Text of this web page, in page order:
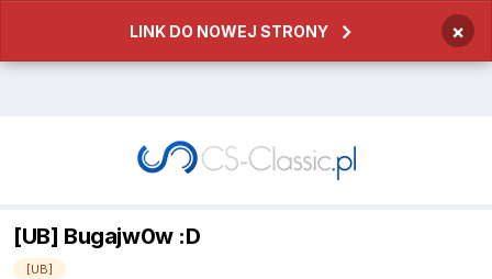
LINK DO NOWEJ STRONY ×
[UB] Bugajw0w :D
[UB]